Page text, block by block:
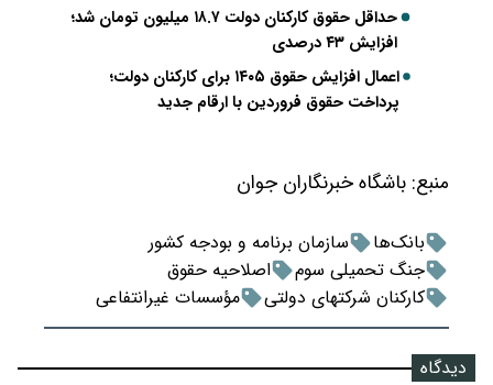
حداقل حقوق کارکنان دولت ۱۸.۷ میلیون تومان شد؛
افزایش ۴۳ درصدی
اعمال افزایش حقوق ۱۴۰۵ برای کارکنان دولت؛
پرداخت حقوق فروردین با ارقام جدید
منبع: باشگاه خبرنگاران جوان
بانک‌ها
سازمان برنامه و بودجه کشور
جنگ تحمیلی سوم
اصلاحیه حقوق
کارکنان شرکتهای دولتی
مؤسسات غیرانتفاعی
دیدگاه